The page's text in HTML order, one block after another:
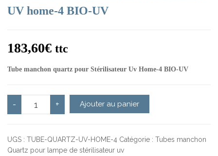
UV home-4 BIO-UV
183,60€ ttc
Tube manchon quartz pour Stérilisateur Uv Home-4 BIO-UV
- quantité de Tube manchon quartz pour stérilisateur UV home-4
+ Ajouter au panier
UGS : TUBE-QUARTZ-UV-HOME-4 Catégorie : Tubes manchon
Quartz pour lampe de stérilisateur uv